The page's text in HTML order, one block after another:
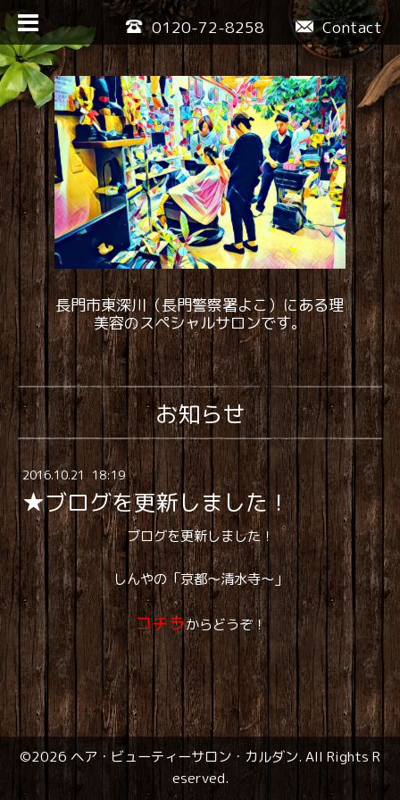
Contact
0120-72-8258
長門市東深川（長門警察署よこ）にある理
美容のスペシャルサロンです。
お知らせ
2016.10.21 18:19
★ブログを更新しました！
ブログを更新しました！
しんやの「京都～清水寺～」
コチラからどうぞ！
©2026 ヘア・ビューティーサロン・カルダン. All Rights R
eserved.